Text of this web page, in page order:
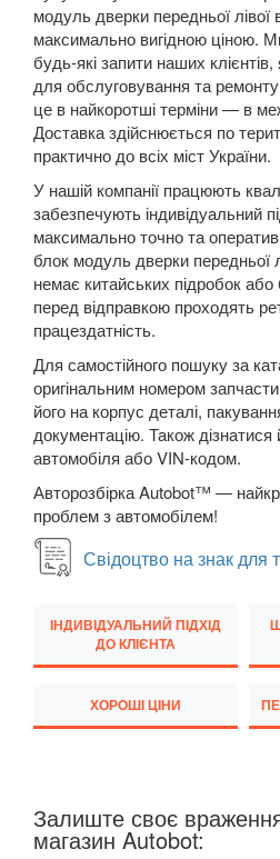
Mondeo Mk4 (CA2)
Mondeo Mk5
Mustang V
Mustang VI (S550)
Mustang Mach-E
S-Max Mk1 (CA1)
S-Max Mk2
Transit VI (V347/V348)
Transit VII
Transit Connect Mk1 (V227,
Transit Courier Mk1
Transit Custom Mk1
HONDA
HYUNDAI
JEEP
модуль дверки передньої лівої
максимально вигідною ціною.
будь-які запити наших
для обслуговування та
це в найкоротші терміни — в
Доставка здійснюється по
практично до всіх міст України.
У нашій компанії працюють
забезпечують індивідуальний
максимально точно та
блок модуль дверки передньої
немає китайських підробок або
перед відправкою проходять
працездатність.
Для самостійного пошуку за
оригінальним номером
його на корпус деталі,
документацію. Також
автомобіля або VIN-кодом.
Авторозбірка Autobot™ —
проблем з автомобілем!
Свідоцтво на знак для
ІНДИВІДУАЛЬНИЙ ПІДХІД
ДО КЛІЄНТА
ХОРОШІ ЦІНИ
Залиште своє
магазин Autobot: